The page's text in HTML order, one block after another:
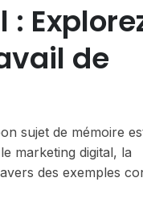
de
sujet de mémoire
marketing digital, la
des exemples